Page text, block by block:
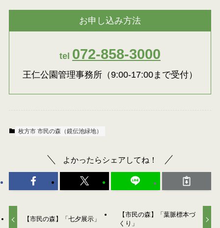
お申し込み方法
tel 072-858-3000
王仁公園管理事務所（9:00-17:00まで受付）
枚方市 市民の森（鏡伝池緑地）
よかったらシェアしてね！
【市民の森】「七夕展示」
【市民の森】「葉脈標本づ
くり」